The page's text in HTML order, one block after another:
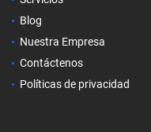
Blog
Nuestra Empresa
Contáctenos
Políticas de privacidad